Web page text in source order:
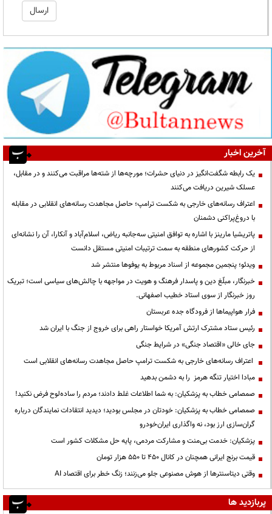
آخرین اخبار
یک رابطه شگفت‌انگیز در دنیای حشرات؛ مورچه‌ها از شته‌ها مراقبت می‌کنند و در مقابل،
عسلک شیرین دریافت می‌کنند
اعتراف رسانه‌های خارجی به شکست ترامپ؛ حاصل مجاهدت رسانه‌های انقلابی در مقابله
با دروغ‌پراکنی دشمنان
پاتریشیا مارینز با اشاره به توافق امنیتی سه‌جانبه ریاض، اسلام‌آباد و آنکارا، آن را نشانه‌ای
از حرکت کشورهای منطقه به سمت ترتیبات امنیتی مستقل دانست
ویدئو؛ پنجمین مجموعه از اسناد مربوط به یوفوها منتشر شد
خبرنگار، مبلّغ دین و پاسدار فرهنگ و هویت در مواجهه با چالش‌های سیاسی است؛ تبریک
روز خبرنگار از سوی استاد خطیب اصفهانی.
فرار هواپیماها از فرودگاه جده عربستان
رئیس ستاد مشترک ارتش آمریکا خواستار راهی برای خروج از جنگ با ایران شد
جای خالی «اقتصاد جنگی» در شرایط جنگی
اعتراف رسانه‌های خارجی به شکست ترامپ حاصل مجاهدت رسانه‌های انقلابی است
مبادا اختیار تنگه هرمز را به دشمن بدهید
صمصامی خطاب به پزشکیان: به شما اطلاعات غلط دادند؛ مردم را ساده‌لوح فرض نکنید!
صمصامی خطاب به پزشکیان: خودتان در مجلس بودید؛ دیدید انتقادات نمایندگان درباره
گران‌سازی ارز بود، نه واگذاری ایران‌خودرو
پزشکیان: خدمت بی‌منت و مشارکت مردمی، پایه حل مشکلات کشور است
قیمت‌ برنج ایرانی همچنان در کانال ۴۵۰ تا ۵۵۰ هزار تومان
وقتی دیتاسنترها از هوش مصنوعی جلو می‌زنند؛ زنگ خطر برای اقتصاد AI
پربازدید ها